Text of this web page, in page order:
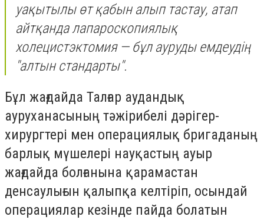
уақытылы өт қабын алып тастау, атап
айтқанда лапароскопиялық
холецистэктомия — бұл ауруды емдеудің
"алтын стандарты".
Бұл жағдайда Талғар аудандық
ауруханасының тәжірибелі дәрігер-
хирургтері мен операциялық бригаданың
барлық мүшелері науқастың ауыр
жағдайда болғанына қарамастан
денсаулығын қалыпқа келтіріп, осындай
операциялар кезінде пайда болатын